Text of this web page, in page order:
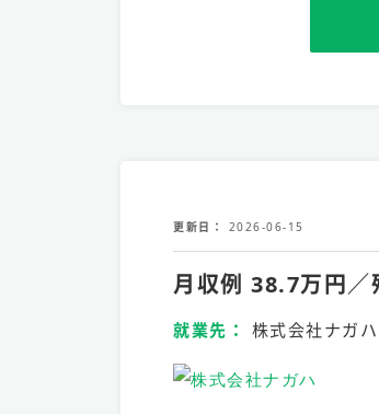
更新日 2026-06-15
月収例 38.7万円／
就業先 株式会社ナガハ